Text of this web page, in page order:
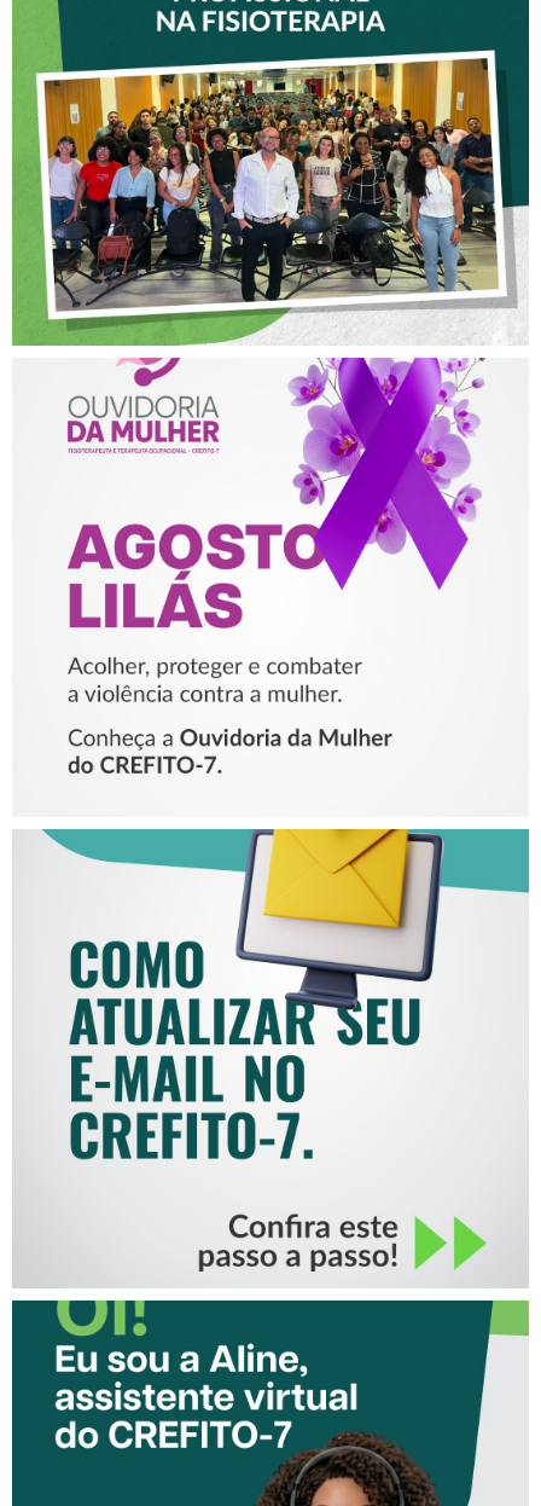
VICE-PRESIDENTE DO
CREFITO-7 PARTICIPA DE
OFICINA SOBRE ÉTICA E
POSTURA PROFISSIONAL
NA FISIOTERAPIA
AGOSTO LILÁS – ACOLHER,
PROTEGER E COMBATER A
VIOLÊNCIA CONTRA A
MULHER
COMO ATUALIZAR SEU E-
MAIL NO CREFITO-7
CONHEÇA A ‘ALINE’,
ASSISTENTE VIRTUAL DO